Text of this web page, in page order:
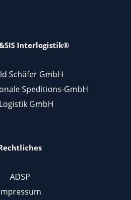
Interlogistik®
Schäfer GmbH
Speditions-GmbH
GmbH
ADSP